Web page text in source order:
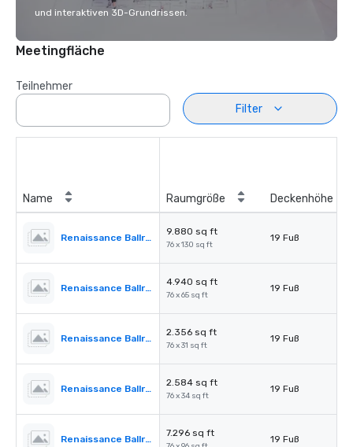
und interaktiven 3D-Grundrissen.
Meetingfläche
Teilnehmer
Filter
Name Raumgröße Deckenhöhe
Renaissance Ballroom
9.880 sq ft
76 x 130 sq ft
19 Fuß
Renaissance Ballroom - Section l
4.940 sq ft
76 x 65 sq ft
19 Fuß
Renaissance Ballroom - Section ll
2.356 sq ft
76 x 31 sq ft
19 Fuß
Renaissance Ballroom - Section lll
2.584 sq ft
76 x 34 sq ft
19 Fuß
Renaissance Ballroom - Section I & II
7.296 sq ft
19 Fuß